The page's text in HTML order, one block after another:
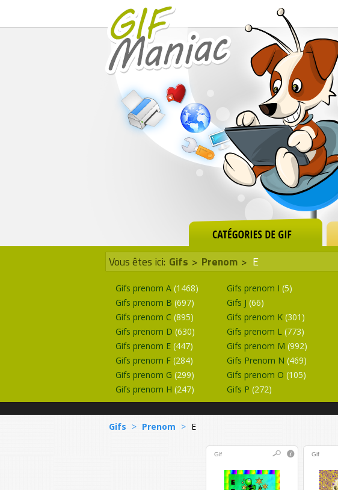
Vous êtes ici: Gifs > Prenom > E
Gifs prenom A (1468)
Gifs prenom B (697)
Gifs prenom C (895)
Gifs prenom D (630)
Gifs prenom E (447)
Gifs prenom F (284)
Gifs prenom G (299)
Gifs prenom H (247)
Gifs prenom I (5)
Gifs J (66)
Gifs prenom K (301)
Gifs prenom L (773)
Gifs prenom M (992)
Gifs Prenom N (469)
Gifs prenom O (105)
Gifs P (272)
Gifs > Prenom > E
Gif Gif